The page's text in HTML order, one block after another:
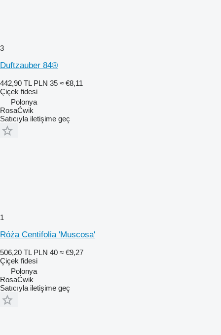
3
Duftzauber 84®
442,90 TL PLN 35 ≈ €8,11
Çiçek fidesi
Polonya
RosaĆwik
Satıcıyla iletişime geç
1
Róża Centifolia 'Muscosa'
506,20 TL PLN 40 ≈ €9,27
Çiçek fidesi
Polonya
RosaĆwik
Satıcıyla iletişime geç